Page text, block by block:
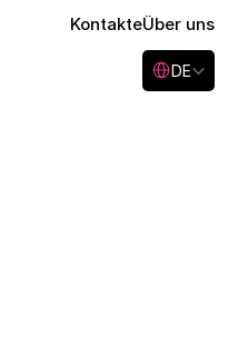
KontakteÜber uns
Select Language
DE